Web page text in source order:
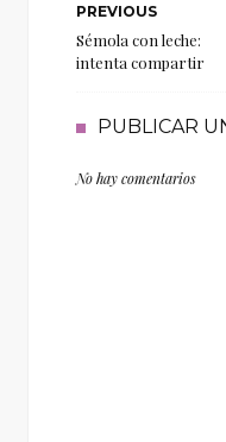
PREVIOUS
Sémola con leche:
intenta compartir
PUBLICAR
No hay comentarios